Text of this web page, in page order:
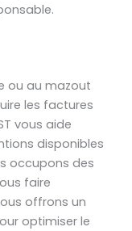
ou au mazout
les factures
vous aide
disponibles
occupons des
faire
offrons un
optimiser le